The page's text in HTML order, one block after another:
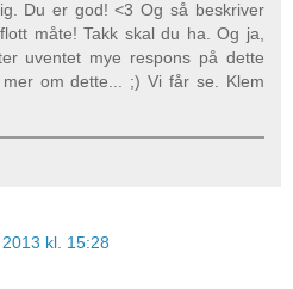
Du er god! <3 Og så beskriver
måte! Takk skal du ha. Og ja,
uventet mye respons på dette
om dette... ;) Vi får se. Klem
kl. 15:28